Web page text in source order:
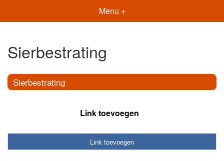
Menu +
Sierbestrating
Sierbestrating
Link toevoegen
Link toevoegen